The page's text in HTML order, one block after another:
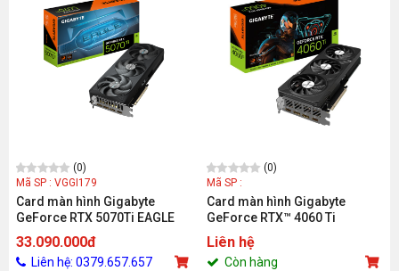
(0)
Mã SP : VGGI179
Card màn hình Gigabyte
GeForce RTX 5070Ti EAGLE
OC 16G GDDR7 (GV-
N507TEAGLE OC-16GD)
33.090.000đ
Liên hệ: 0379.657.657
(0)
Mã SP :
Card màn hình Gigabyte
GeForce RTX™ 4060 Ti
GAMING OC 16G (GV-
N406TGAMING OC-16GD)
Liên hệ
Còn hàng